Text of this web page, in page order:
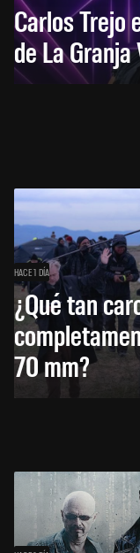
Carlos Trejo
de La Granja
HACE 1 DÍA
¿Qué tan
70 mm?